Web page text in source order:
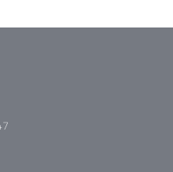
e contabili,